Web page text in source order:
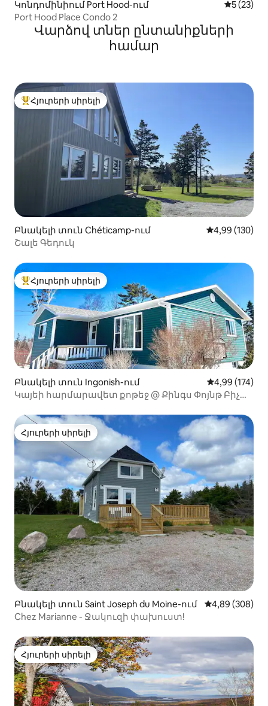
Կոնդոմինիում Port Hood-ում Միջին
5 (23)
Port Hood Place Condo 2
Վարձով տներ ընտանիքների
համար
Հյուրերի սիրելի լավագույն տները
Հյուրերի սիրելի
Բնակելի տուն Chéticamp-ում Միջին
4,99 (130)
Շալե Գեդուկ
Հյուրերի սիրելի լավագույն տները
Հյուրերի սիրելի
Բնակելի տուն Ingonish-ում Միջին
4,99 (174)
Կայեի հարմարավետ քոթեջ @ Քինգս Փոյնթ Բիչ
Հյուրերի սիրելի
Հյուրերի սիրելի
Բնակելի տուն Saint Joseph du Moine-ում Միջին
4,89 (308)
Chez Marianne - Ջակուզի փախուստ!
Հյուրերի սիրելի
Հյուրերի սիրելի